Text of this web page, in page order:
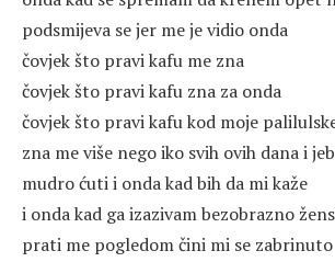
podsmijeva se jer me je vidio onda
čovjek što pravi kafu me zna
čovjek što pravi kafu zna za onda
čovjek što pravi kafu kod moje
zna me više nego iko svih ovih dana i
mudro ćuti i onda kad bih da mi kaže
i onda kad ga izazivam bezobrazno
prati me pogledom čini mi se zabrinuto